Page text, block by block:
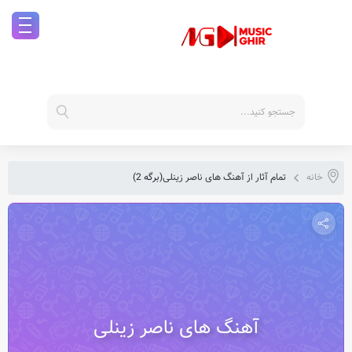
خانه تمام آثار از آهنگ های ناصر زینلی(برگه 2)
آهنگ های ناصر زینلی